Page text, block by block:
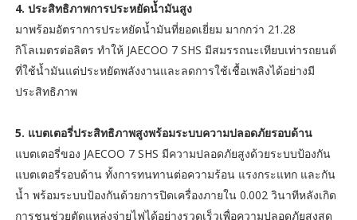
4. ประสิทธิภาพการประหยัดน้ำมันสูง
มาพร้อมอัตราการประหยัดน้ำมันที่ยอดเยี่ยม มากกว่า 21.28
กิโลเมตรต่อลิตร ทำให้ JAECOO 7 SHS มีสมรรถนะเทียบเท่ารถยนต์
ที่ใช้น้ำมันแต่ประหยัดพลังงานและลดการใช้เชื้อเพลิงได้อย่างมี
ประสิทธิภาพ
5. แบตเตอรี่ประสิทธิภาพสูงพร้อมระบบความปลอดภัยรอบด้าน
แบตเตอรี่ของ JAECOO 7 SHS มีความปลอดภัยสูงด้วยระบบป้องกัน
แบตเตอรี่รอบด้าน ทั้งการทนทานต่อความร้อน แรงกระแทก และกัน
น้ำ พร้อมระบบป้องกันด้วยการปิดเครื่องภายใน 0.002 วินาทีหลังเกิด
การชนช่วยตัดแหล่งจ่ายไฟได้อย่างรวดเร็วเพื่อความปลอดภัยสูงสุด